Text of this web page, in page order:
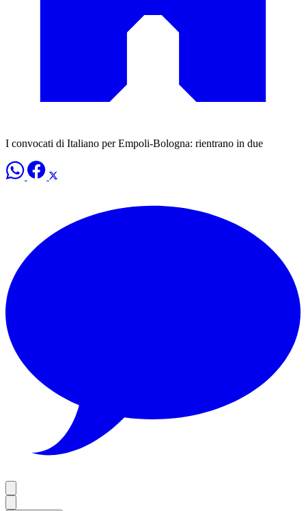
I convocati di Italiano per Empoli-Bologna: rientrano in due